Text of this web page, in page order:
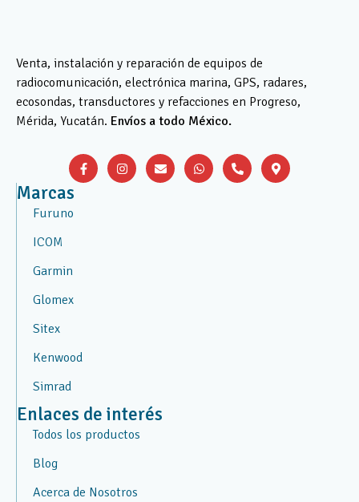
Venta, instalación y reparación de equipos de
radiocomunicación, electrónica marina, GPS, radares,
ecosondas, transductores y refacciones en Progreso,
Mérida, Yucatán. Envíos a todo México.
Marcas
Furuno
ICOM
Garmin
Glomex
Sitex
Kenwood
Simrad
Enlaces de interés
Todos los productos
Blog
Acerca de Nosotros